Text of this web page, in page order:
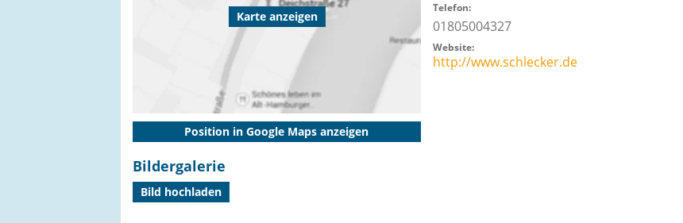
Karte anzeigen
Position in Google Maps anzeigen
Telefon:
01805004327
Website:
http://www.schlecker.de
Bildergalerie
Bild hochladen